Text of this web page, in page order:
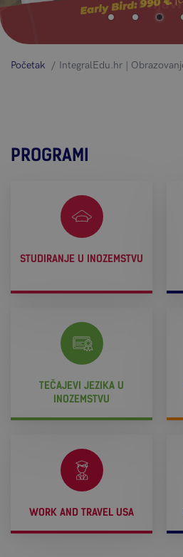
Početak IntegralEdu.hr |
PROGRAMI
STUDIRANJE U INOZEMSTVU
TEČAJEVI JEZIKA U
INOZEMSTVU
WORK AND TRAVEL USA